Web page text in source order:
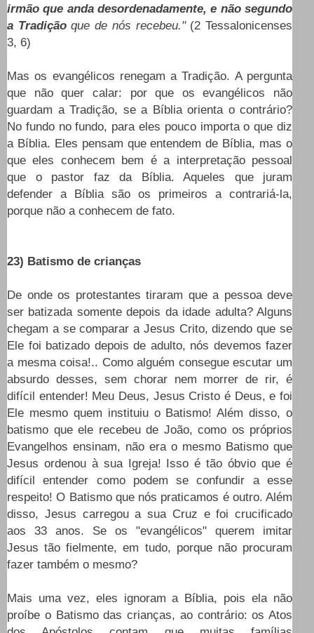
irmão que anda desordenadamente, e não segundo
a Tradiçãoque de nós recebeu."(2 Tessalonicenses
3, 6)
Mas os evangélicos renegam a Tradição. A pergunta
que não quer calar: por que os evangélicos não
guardam a Tradição, se a Bíblia orienta o contrário?
No fundo no fundo, para eles pouco importa o que diz
a Bíblia. Eles pensam que entendem de Bíblia, mas o
que eles conhecem bem é a interpretação pessoal
que o pastor faz da Bíblia. Aqueles que juram
defender a Bíblia são os primeiros a contrariá-la,
porque não a conhecem de fato.
23) Batismo de crianças
De onde os protestantes tiraram que a pessoa deve
ser batizada somente depois da idade adulta? Alguns
chegam a se comparar a Jesus Crito, dizendo que se
Ele foi batizado depois de adulto, nós devemos fazer
a mesma coisa!.. Como alguém consegue escutar um
absurdo desses, sem chorar nem morrer de rir, é
difícil entender! Meu Deus, Jesus Cristo é Deus, e foi
Ele mesmo quem instituiu o Batismo! Além disso, o
batismo que ele recebeu de João, como os próprios
Evangelhos ensinam, não era o mesmo Batismo que
Jesus ordenou à sua Igreja! Isso é tão óbvio que é
difícil entender como podem se confundir a esse
respeito! O Batismo que nós praticamos é outro. Além
disso, Jesus carregou a sua Cruz e foi crucificado
aos 33 anos. Se os "evangélicos" querem imitar
Jesus tão fielmente, em tudo, porque não procuram
fazer também o mesmo?
Mais uma vez, eles ignoram a Bíblia, pois ela não
proíbe o Batismo das crianças, ao contrário: os Atos